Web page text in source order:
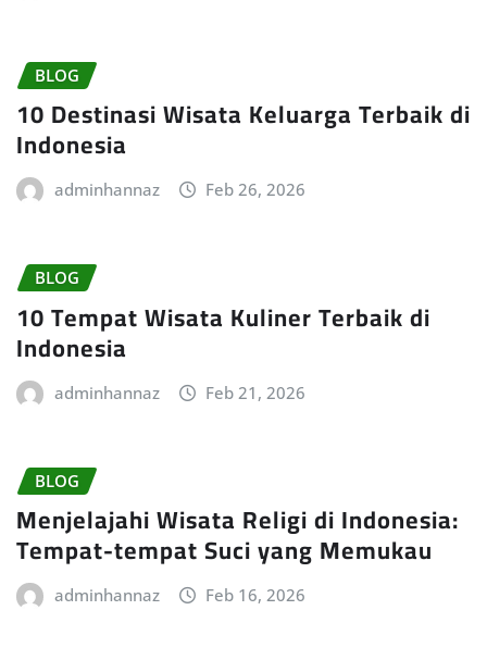
BLOG
10 Destinasi Wisata Keluarga Terbaik di
Indonesia
adminhannaz Feb 26, 2026
BLOG
10 Tempat Wisata Kuliner Terbaik di
Indonesia
adminhannaz Feb 21, 2026
BLOG
Menjelajahi Wisata Religi di Indonesia:
Tempat-tempat Suci yang Memukau
adminhannaz Feb 16, 2026